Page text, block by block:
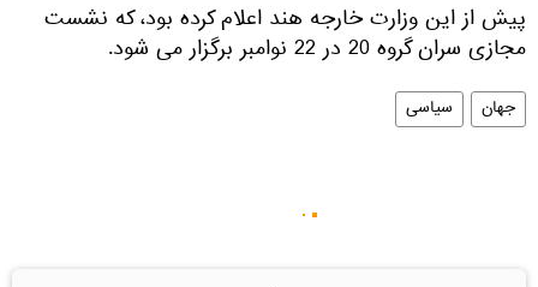
پیش از این وزارت خارجه هند اعلام کرده بود، که نشست
مجازی سران گروه 20 در 22 نوامبر برگزار می شود.
جهان سیاسی